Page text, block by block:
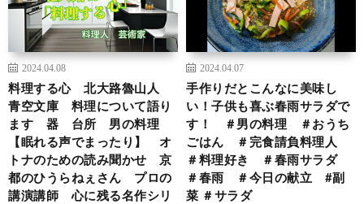
2024.04.08
料理する心 北大路魯山人
青空文庫 料理について語り
ます 器 台所 男の料理
【眠れる声でまったり】 オ
トナのための読み聞かせ 京
都のひうらねぇさん プロの
講演講師 心に残る名作シリ
2024.04.07
手作りだとこんなに美味し
い！子供も喜ぶ春雨サラダで
す！ ＃男の料理 ＃おうち
ごはん ＃完食請負料理人
＃料理好き ＃春雨サラダ
＃春雨 ＃今日の献立 #副
菜 ＃サラダ